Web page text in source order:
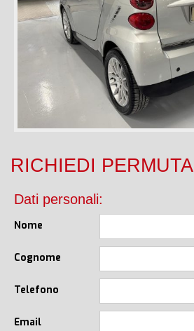
RICHIEDI PERMUTA
Dati personali:
Nome
Cognome
Telefono
Email